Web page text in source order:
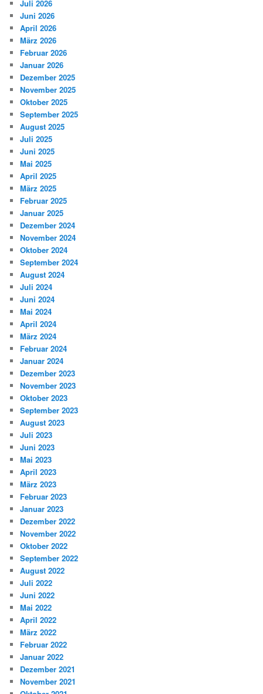
Juli 2026
Juni 2026
April 2026
März 2026
Februar 2026
Januar 2026
Dezember 2025
November 2025
Oktober 2025
September 2025
August 2025
Juli 2025
Juni 2025
Mai 2025
April 2025
März 2025
Februar 2025
Januar 2025
Dezember 2024
November 2024
Oktober 2024
September 2024
August 2024
Juli 2024
Juni 2024
Mai 2024
April 2024
März 2024
Februar 2024
Januar 2024
Dezember 2023
November 2023
Oktober 2023
September 2023
August 2023
Juli 2023
Juni 2023
Mai 2023
April 2023
März 2023
Februar 2023
Januar 2023
Dezember 2022
November 2022
Oktober 2022
September 2022
August 2022
Juli 2022
Juni 2022
Mai 2022
April 2022
März 2022
Februar 2022
Januar 2022
Dezember 2021
November 2021